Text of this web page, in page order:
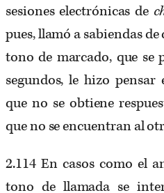
sesiones electrónicas de
pues, llamó a sabiendas
tono de marcado, que
segundos, le hizo
que no se obtiene
que no se encuentran al
2.114 En casos como el
tono de llamada se